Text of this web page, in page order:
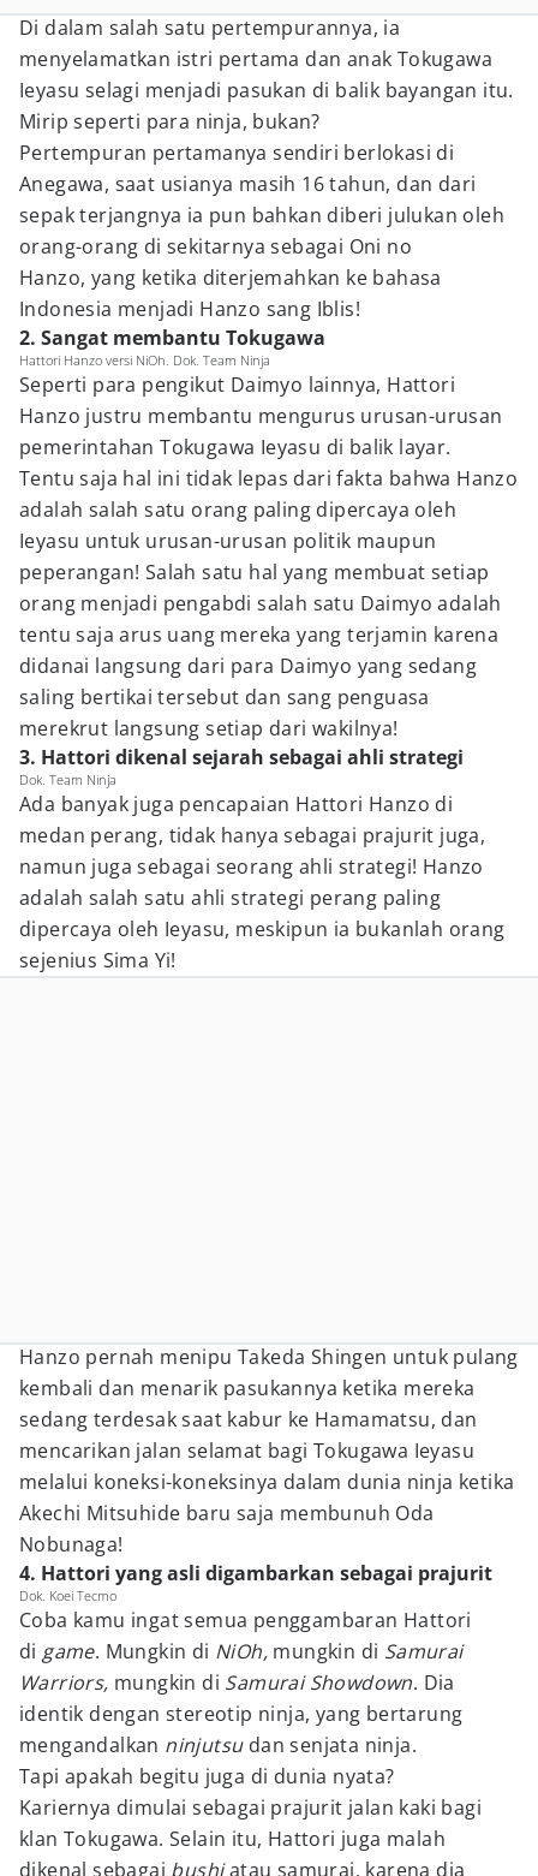
Di dalam salah satu pertempurannya, ia
menyelamatkan istri pertama dan anak Tokugawa
Ieyasu selagi menjadi pasukan di balik bayangan itu.
Mirip seperti para ninja, bukan?
Pertempuran pertamanya sendiri berlokasi di
Anegawa, saat usianya masih 16 tahun, dan dari
sepak terjangnya ia pun bahkan diberi julukan oleh
orang-orang di sekitarnya sebagai Oni no
Hanzo, yang ketika diterjemahkan ke bahasa
Indonesia menjadi Hanzo sang Iblis!
2. Sangat membantu Tokugawa
Hattori Hanzo versi NiOh. Dok. Team Ninja
Seperti para pengikut Daimyo lainnya, Hattori
Hanzo justru membantu mengurus urusan-urusan
pemerintahan Tokugawa Ieyasu di balik layar.
Tentu saja hal ini tidak lepas dari fakta bahwa Hanzo
adalah salah satu orang paling dipercaya oleh
Ieyasu untuk urusan-urusan politik maupun
peperangan! Salah satu hal yang membuat setiap
orang menjadi pengabdi salah satu Daimyo adalah
tentu saja arus uang mereka yang terjamin karena
didanai langsung dari para Daimyo yang sedang
saling bertikai tersebut dan sang penguasa
merekrut langsung setiap dari wakilnya!
3. Hattori dikenal sejarah sebagai ahli strategi
Dok. Team Ninja
Ada banyak juga pencapaian Hattori Hanzo di
medan perang, tidak hanya sebagai prajurit juga,
namun juga sebagai seorang ahli strategi! Hanzo
adalah salah satu ahli strategi perang paling
dipercaya oleh Ieyasu, meskipun ia bukanlah orang
sejenius Sima Yi!
Hanzo pernah menipu Takeda Shingen untuk pulang
kembali dan menarik pasukannya ketika mereka
sedang terdesak saat kabur ke Hamamatsu, dan
mencarikan jalan selamat bagi Tokugawa Ieyasu
melalui koneksi-koneksinya dalam dunia ninja ketika
Akechi Mitsuhide baru saja membunuh Oda
Nobunaga!
4. Hattori yang asli digambarkan sebagai prajurit
Dok. Koei Tecmo
Coba kamu ingat semua penggambaran Hattori
di game. Mungkin di NiOh, mungkin di Samurai
Warriors, mungkin di Samurai Showdown. Dia
identik dengan stereotip ninja, yang bertarung
mengandalkan ninjutsu dan senjata ninja.
Tapi apakah begitu juga di dunia nyata?
Kariernya dimulai sebagai prajurit jalan kaki bagi
klan Tokugawa. Selain itu, Hattori juga malah
dikenal sebagai bushiatau samurai, karena dia